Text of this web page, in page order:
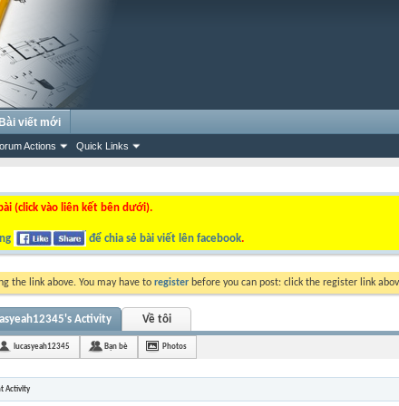
Actions Quick Links
Bài viết mới
(click vào liên kết bên dưới).
để chia sẻ bài viết lên facebook.
the link above. You may have to register before you can post: click the register link
Activity Về tôi
lucasyeah12345 Bạn bè Photos
Activity